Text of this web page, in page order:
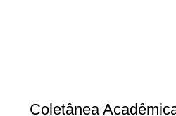
Coletânea